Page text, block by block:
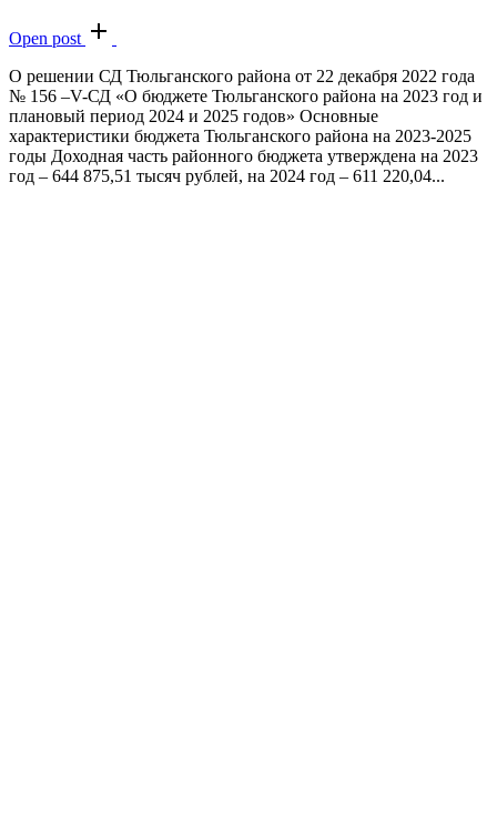
Open post
О решении СД Тюльганского района от 22 декабря 2022 года
№ 156 –V-СД «О бюджете Тюльганского района на 2023 год и
плановый период 2024 и 2025 годов» Основные
характеристики бюджета Тюльганского района на 2023-2025
годы Доходная часть районного бюджета утверждена на 2023
год – 644 875,51 тысяч рублей, на 2024 год – 611 220,04...